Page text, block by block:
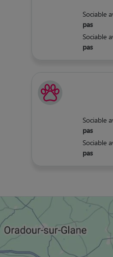
Sociable
pas
Sociable
pas
Sociable
pas
Sociable
pas